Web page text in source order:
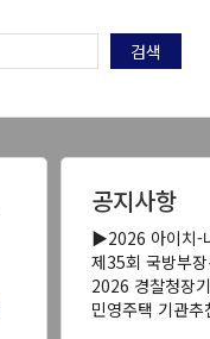
검색
공지사항
▶2026 아이치-
제35회 국방부
2026 경찰청장
민영주택 기관